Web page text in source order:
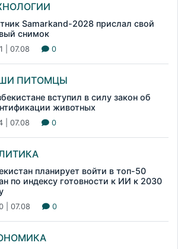
Samarkand-2028 прислал свой
снимок
| 07.08 0
ПИТОМЦЫ
вступил в силу закон об
животных
| 07.08 0
планирует войти в топ-50
по индексу готовности к ИИ к 2030
| 07.08 0